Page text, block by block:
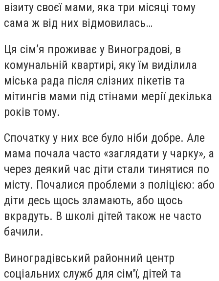
візиту своєї мами, яка три місяці тому
сама ж від них відмовилась…
Ця сім’я проживає у Виноградові, в
комунальній квартирі, яку їм виділила
міська рада після слізних пікетів та
мітингів мами під стінами мерії декілька
років тому.
Спочатку у них все було ніби добре. Але
мама почала часто «заглядати у чарку», а
через деякий час діти стали тинятися по
місту. Почалися проблеми з поліцією: або
діти десь щось зламають, або щось
вкрадуть. В школі дітей також не часто
бачили.
Виноградівський районний центр
соціальних служб для сім'ї, дітей та